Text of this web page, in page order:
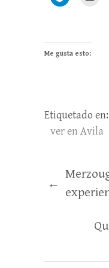
Me gusta esto:
Etiquetado en:
ver en Avila
←